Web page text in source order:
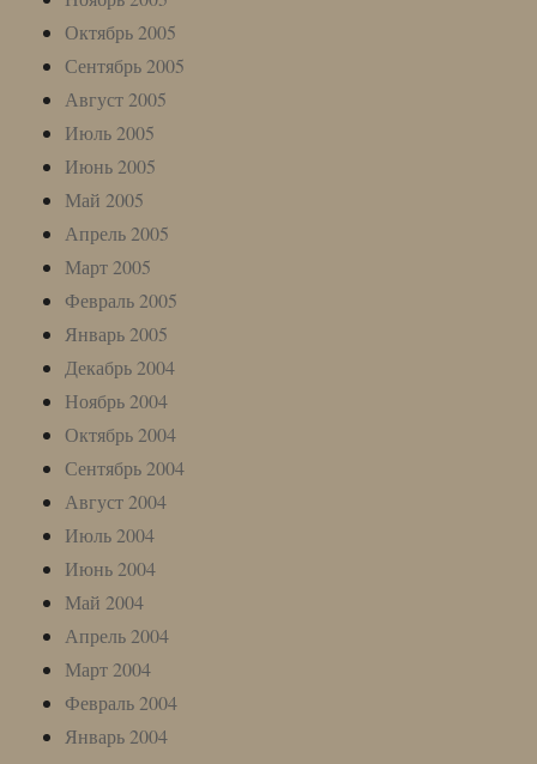
Октябрь 2005
Сентябрь 2005
Август 2005
Июль 2005
Июнь 2005
Май 2005
Апрель 2005
Март 2005
Февраль 2005
Январь 2005
Декабрь 2004
Ноябрь 2004
Октябрь 2004
Сентябрь 2004
Август 2004
Июль 2004
Июнь 2004
Май 2004
Апрель 2004
Март 2004
Февраль 2004
Январь 2004